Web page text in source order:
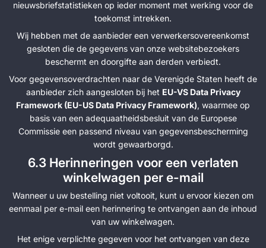
nieuwsbriefstatistieken op ieder moment met werking voor de
toekomst intrekken.
Wij hebben met de aanbieder een verwerkersovereenkomst
gesloten die de gegevens van onze websitebezoekers
beschermt en doorgifte aan derden verbiedt.
Voor gegevensoverdrachten naar de Verenigde Staten heeft de
aanbieder zich aangesloten bij het EU-VS Data Privacy
Framework (EU-US Data Privacy Framework), waarmee op
basis van een adequaatheidsbesluit van de Europese
Commissie een passend niveau van gegevensbescherming
wordt gewaarborgd.
6.3 Herinneringen voor een verlaten
winkelwagen per e-mail
Wanneer u uw bestelling niet voltooit, kunt u ervoor kiezen om
eenmaal per e-mail een herinnering te ontvangen aan de inhoud
van uw winkelwagen.
Het enige verplichte gegeven voor het ontvangen van deze